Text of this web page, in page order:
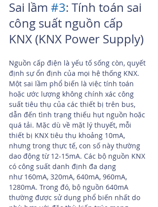
Sai lầm #3: Tính toán sai
công suất nguồn cấp
KNX (KNX Power Supply)
Nguồn cấp điện là yếu tố sống còn, quyết
định sự ổn định của mọi hệ thống KNX.
Một sai lầm phổ biến là việc tính toán
hoặc ước lượng không chính xác công
suất tiêu thụ của các thiết bị trên bus,
dẫn đến tình trạng thiếu hụt nguồn hoặc
quá tải. Mặc dù về mặt lý thuyết, mỗi
thiết bị KNX tiêu thụ khoảng 10mA,
nhưng trong thực tế, con số này thường
dao động từ 12-15mA. Các bộ nguồn KNX
có công suất danh định đa dạng
như 160mA, 320mA, 640mA, 960mA,
1280mA. Trong đó, bộ nguồn 640mA
thường được sử dụng phổ biến nhất do